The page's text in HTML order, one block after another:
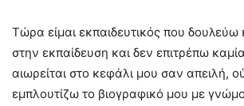
Τώρα είμαι εκπαιδευτικός που
στην εκπαίδευση και δεν επιτρέπω
αιωρείται στο κεφάλι μου σαν απειλή,
εμπλουτίζω το βιογραφικό μου με